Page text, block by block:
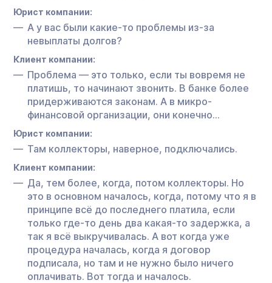
Юрист компании:
А у вас были какие-то проблемы из-за
невыплаты долгов?
Клиент компании:
Проблема — это только, если ты вовремя не
платишь, то начинают звонить. В банке более
придерживаются законам. А в микро-
финансовой организации, они конечно…
Юрист компании:
Там коллекторы, наверное, подключались.
Клиент компании:
Да, тем более, когда, потом коллекторы. Но
это в основном началось, когда, потому что я в
принципе всё до последнего платила, если
только где-то день два какая-то задержка, а
так я всё выкручивалась. А вот когда уже
процедура началась, когда я договор
подписала, но там и не нужно было ничего
оплачивать. Вот тогда и началось.